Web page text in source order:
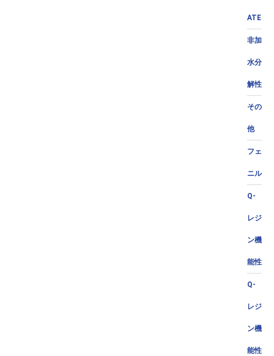
ATE
非加
水分
解性
その
他
フェ
ニル
Q-
レジ
ン機
能性
Q-
レジ
ン機
能性